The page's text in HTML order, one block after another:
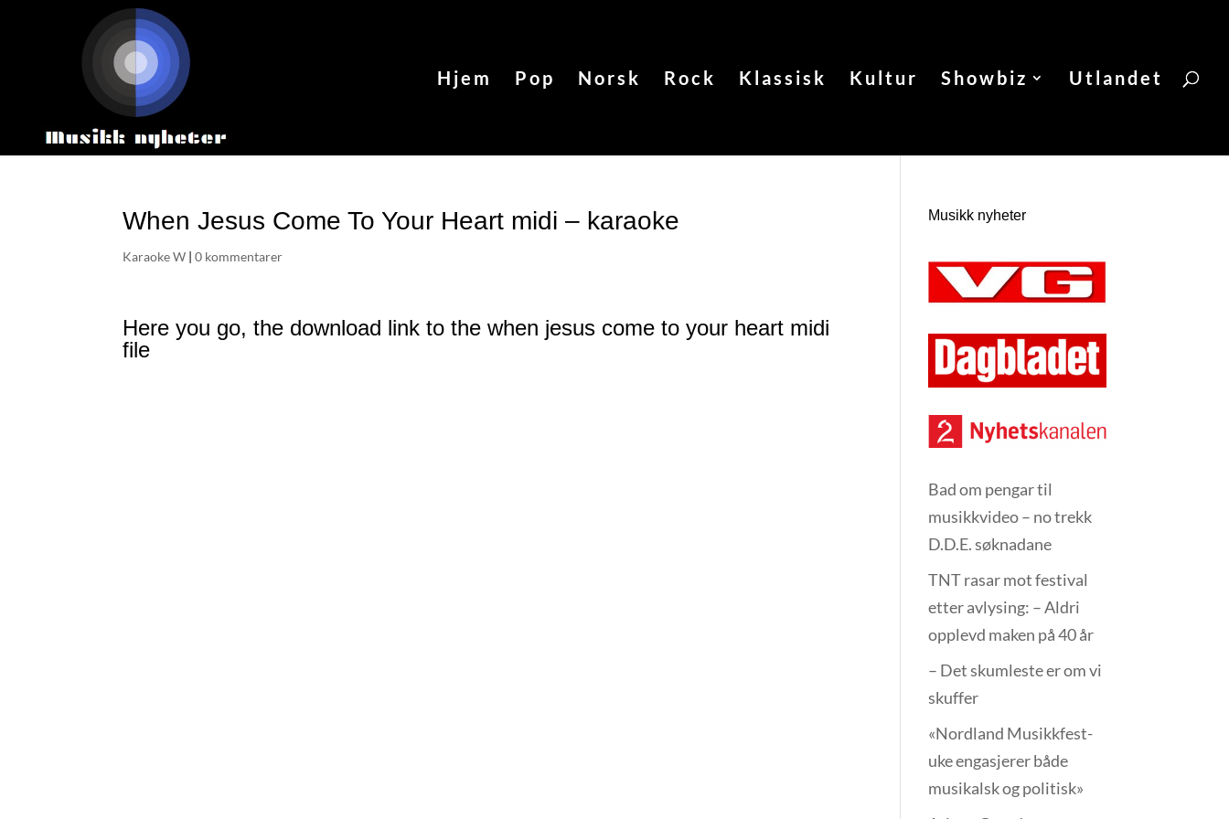
Hjem Pop Norsk Rock Klassisk Kultur Showbiz Utlandet
When Jesus Come To Your Heart midi – karaoke
Karaoke W |0 kommentarer
Here you go, the download link to the when jesus come to your heart midi
file
Musikk nyheter
Bad om pengar til
musikkvideo – no trekk
D.D.E. søknadane
TNT rasar mot festival
etter avlysing: – Aldri
opplevd maken på 40 år
– Det skumleste er om vi
skuffer
«Nordland Musikkfest­
uke engasjerer både
musikalsk og politisk»